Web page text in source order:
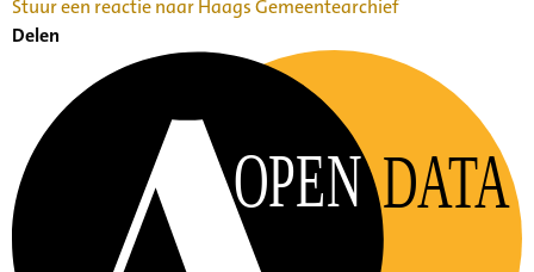
Stuur een reactie naar Haags Gemeentearchief
Delen
OPEN DATA